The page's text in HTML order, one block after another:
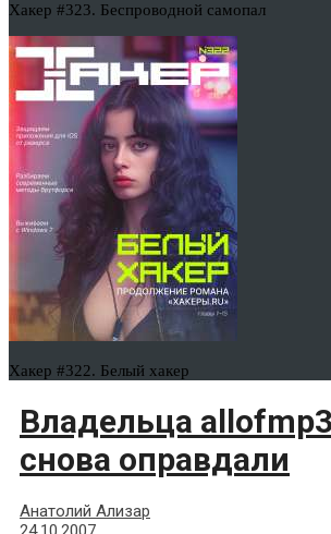
Хакер #323. Беспроводной самопал
Хакер #322. Белый хакер
Владельца
снова оправдали
Анатолий Ализар